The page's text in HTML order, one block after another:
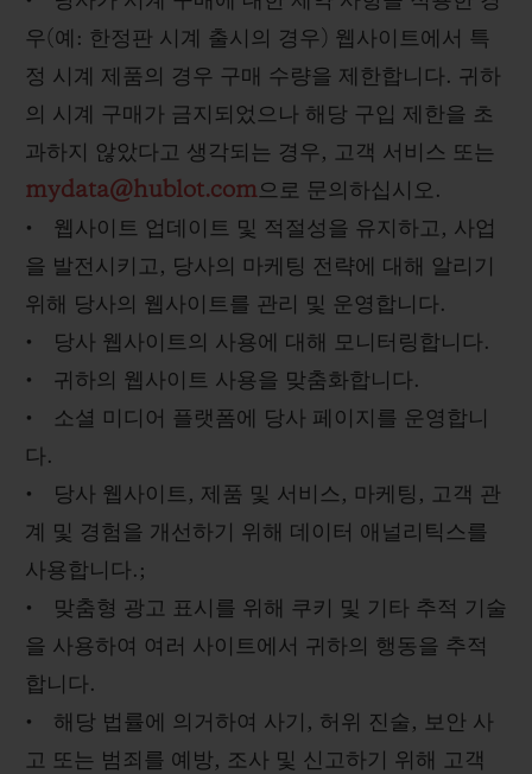
우(예: 한정판 시계 출시의 경우) 웹사이트에서 특
정 시계 제품의 경우 구매 수량을 제한합니다. 귀하
의 시계 구매가 금지되었으나 해당 구입 제한을 초
과하지 않았다고 생각되는 경우, 고객 서비스 또는
mydata@hublot.com으로 문의하십시오.
• 웹사이트 업데이트 및 적절성을 유지하고, 사업
을 발전시키고, 당사의 마케팅 전략에 대해 알리기
위해 당사의 웹사이트를 관리 및 운영합니다.
• 당사 웹사이트의 사용에 대해 모니터링합니다.
• 귀하의 웹사이트 사용을 맞춤화합니다.
• 소셜 미디어 플랫폼에 당사 페이지를 운영합니
다.
• 당사 웹사이트, 제품 및 서비스, 마케팅, 고객 관
계 및 경험을 개선하기 위해 데이터 애널리틱스를
사용합니다.;
• 맞춤형 광고 표시를 위해 쿠키 및 기타 추적 기술
을 사용하여 여러 사이트에서 귀하의 행동을 추적
합니다.
• 해당 법률에 의거하여 사기, 허위 진술, 보안 사
고 또는 범죄를 예방, 조사 및 신고하기 위해 고객